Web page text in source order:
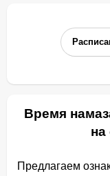
Время
на
Предлагаем